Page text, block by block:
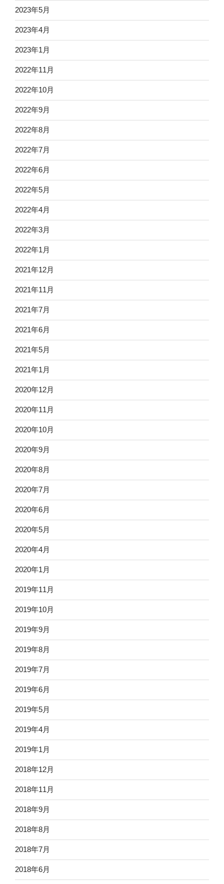
2023年5月
2023年4月
2023年1月
2022年11月
2022年10月
2022年9月
2022年8月
2022年7月
2022年6月
2022年5月
2022年4月
2022年3月
2022年1月
2021年12月
2021年11月
2021年7月
2021年6月
2021年5月
2021年1月
2020年12月
2020年11月
2020年10月
2020年9月
2020年8月
2020年7月
2020年6月
2020年5月
2020年4月
2020年1月
2019年11月
2019年10月
2019年9月
2019年8月
2019年7月
2019年6月
2019年5月
2019年4月
2019年1月
2018年12月
2018年11月
2018年9月
2018年8月
2018年7月
2018年6月